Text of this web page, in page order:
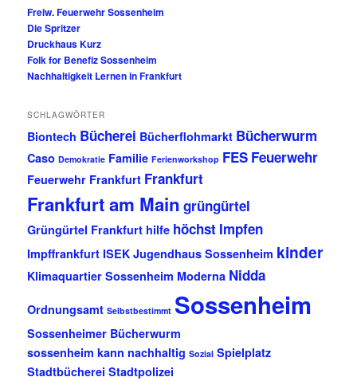
Freiw. Feuerwehr Sossenheim
Die Spritzer
Druckhaus Kurz
Folk for Benefiz Sossenheim
Nachhaltigkeit Lernen in Frankfurt
SCHLAGWÖRTER
Biontech Bücherei Bücherflohmarkt Bücherwurm
Caso Demokratie Familie Ferienworkshop FES Feuerwehr
Feuerwehr Frankfurt Frankfurt
Frankfurt am Main grüngürtel
Grüngürtel Frankfurt hilfe höchst Impfen
Impffrankfurt ISEK Jugendhaus Sossenheim kinder
Klimaquartier Sossenheim Moderna Nidda
Ordnungsamt Selbstbestimmt Sossenheim
Sossenheimer Bücherwurm
sossenheim kann nachhaltig Sozial Spielplatz
Stadtbücherei Stadtpolizei